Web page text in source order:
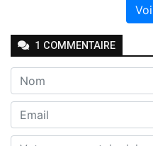
1 COMMENTAIRE